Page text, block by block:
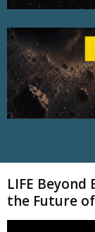
LIFE
the Future